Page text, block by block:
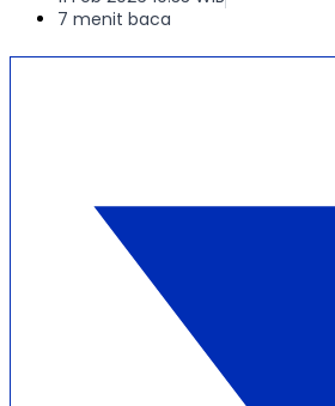
7 menit baca